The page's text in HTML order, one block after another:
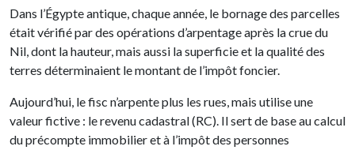
Dans l’Égypte antique, chaque année, le bornage des parcelles
était vérifié par des opérations d’arpentage après la crue du
Nil, dont la hauteur, mais aussi la superficie et la qualité des
terres déterminaient le montant de l’impôt foncier.
Aujourd’hui, le fisc n’arpente plus les rues, mais utilise une
valeur fictive : le revenu cadastral(RC). Il sert de base au calcul
du précompte immobilier et à l’impôt des personnes